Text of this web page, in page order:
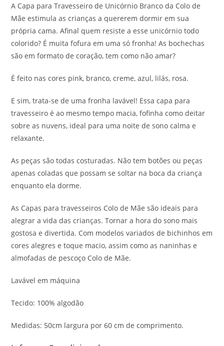
A Capa para Travesseiro de Unicórnio Branco da Colo de
Mãe estimula as crianças a quererem dormir em sua
própria cama. Afinal quem resiste a esse unicórnio todo
colorido? É muita fofura em uma só fronha! As bochechas
são em formato de coração, tem como não amar?
É feito nas cores pink, branco, creme, azul, lilás, rosa.
E sim, trata-se de uma fronha lavável! Essa capa para
travesseiro é ao mesmo tempo macia, fofinha como deitar
sobre as nuvens, ideal para uma noite de sono calma e
relaxante.
As peças são todas costuradas. Não tem botões ou peças
apenas coladas que possam se soltar na boca da criança
enquanto ela dorme.
As Capas para travesseiros Colo de Mãe são ideais para
alegrar a vida das crianças. Tornar a hora do sono mais
gostosa e divertida. Com modelos variados de bichinhos em
cores alegres e toque macio, assim como as naninhas e
almofadas de pescoço Colo de Mãe.
Lavável em máquina
Tecido: 100% algodão
Medidas: 50cm largura por 60 cm de comprimento.